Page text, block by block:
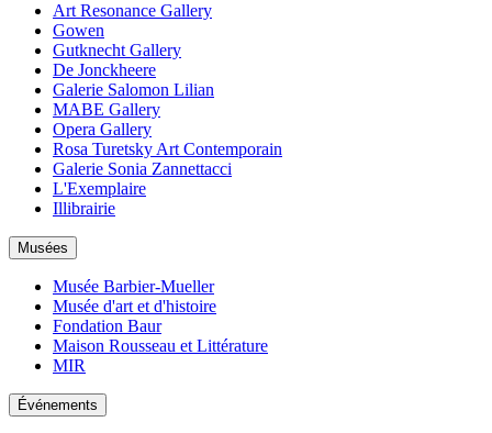
Art Resonance Gallery
Gowen
Gutknecht Gallery
De Jonckheere
Galerie Salomon Lilian
MABE Gallery
Opera Gallery
Rosa Turetsky Art Contemporain
Galerie Sonia Zannettacci
L'Exemplaire
Illibrairie
Musées
Musée Barbier-Mueller
Musée d'art et d'histoire
Fondation Baur
Maison Rousseau et Littérature
MIR
Événements